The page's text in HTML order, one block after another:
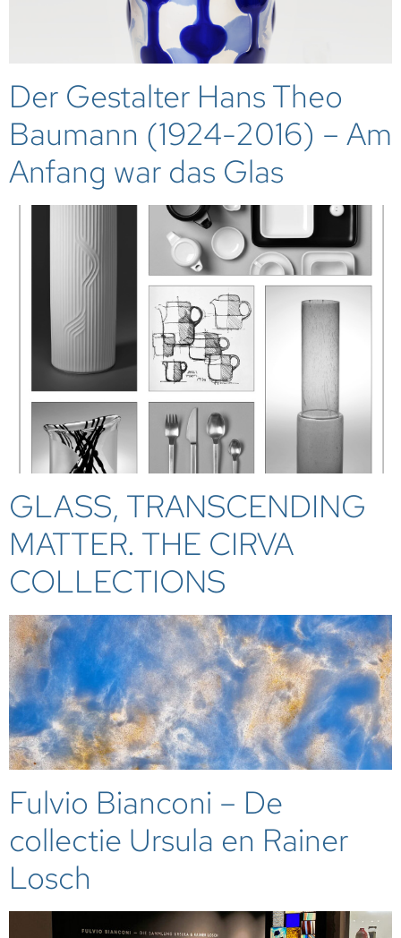
Der Gestalter Hans Theo
Baumann (1924-2016) – Am
Anfang war das Glas
GLASS, TRANSCENDING
MATTER. THE CIRVA
COLLECTIONS
Fulvio Bianconi – De
collectie Ursula en Rainer
Losch